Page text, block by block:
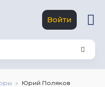
Войти
Юрий Поляков